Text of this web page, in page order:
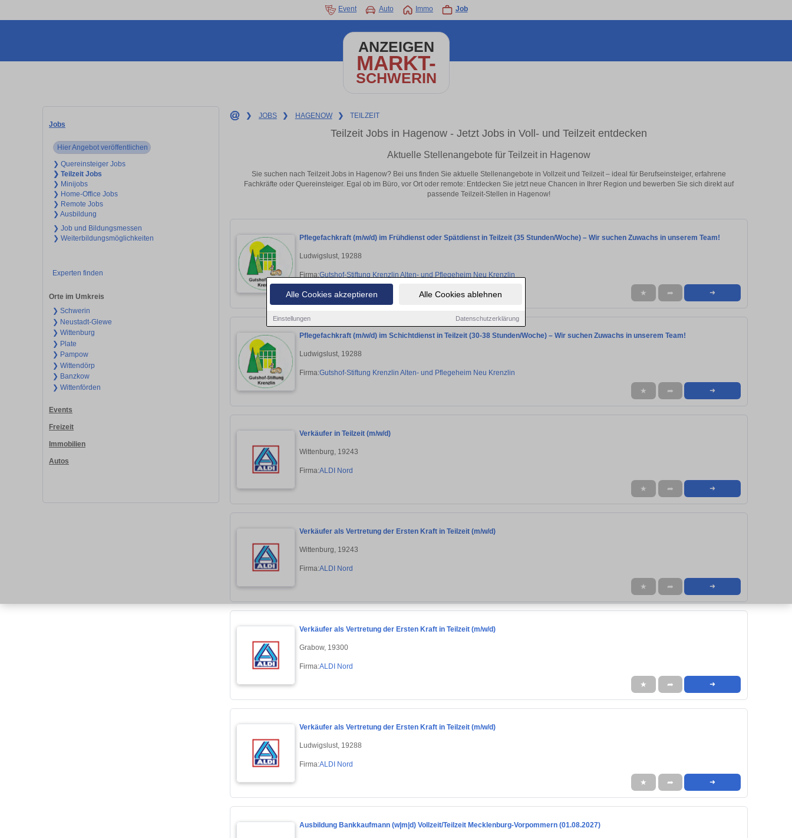
Alle Cookies akzeptieren Alle Cookies ablehnen
Einstellungen Datenschutzerklärung
Event Auto Immo Job
ANZEIGEN
MARKT-
SCHWERIN
Jobs
Hier Angebot veröffentlichen
❯ Quereinsteiger Jobs
❯ Teilzeit Jobs
❯ Minijobs
❯ Home-Office Jobs
❯ Remote Jobs
❯ Ausbildung
❯ Job und Bildungsmessen
❯ Weiterbildungsmöglichkeiten
Experten finden
Orte im Umkreis
❯ Schwerin
❯ Neustadt-Glewe
❯ Wittenburg
❯ Plate
❯ Pampow
❯ Wittendörp
❯ Banzkow
❯ Wittenförden
Events
Freizeit
Immobilien
Autos
❯ JOBS ❯ HAGENOW ❯ TEILZEIT
Teilzeit Jobs in Hagenow - Jetzt Jobs in Voll- und Teilzeit entdecken
Aktuelle Stellenangebote für Teilzeit in Hagenow
Sie suchen nach Teilzeit Jobs in Hagenow? Bei uns finden Sie aktuelle Stellenangebote in Vollzeit und Teilzeit – ideal für Berufseinsteiger, erfahrene
Fachkräfte oder Quereinsteiger. Egal ob im Büro, vor Ort oder remote: Entdecken Sie jetzt neue Chancen in Ihrer Region und bewerben Sie sich direkt auf
passende Teilzeit-Stellen in Hagenow!
Pflegefachkraft (m/w/d) im Frühdienst oder Spätdienst in Teilzeit (35 Stunden/Woche) – Wir suchen Zuwachs in unserem Team!
Ludwigslust, 19288
Firma:Gutshof-Stiftung Krenzlin Alten- und Pflegeheim Neu Krenzlin
★ ➦ ➜
Pflegefachkraft (m/w/d) im Schichtdienst in Teilzeit (30-38 Stunden/Woche) – Wir suchen Zuwachs in unserem Team!
Ludwigslust, 19288
Firma:Gutshof-Stiftung Krenzlin Alten- und Pflegeheim Neu Krenzlin
★ ➦ ➜
Verkäufer in Teilzeit (m/w/d)
Wittenburg, 19243
Firma:ALDI Nord
★ ➦ ➜
Verkäufer als Vertretung der Ersten Kraft in Teilzeit (m/w/d)
Wittenburg, 19243
Firma:ALDI Nord
★ ➦ ➜
Verkäufer als Vertretung der Ersten Kraft in Teilzeit (m/w/d)
Grabow, 19300
Firma:ALDI Nord
★ ➦ ➜
Verkäufer als Vertretung der Ersten Kraft in Teilzeit (m/w/d)
Ludwigslust, 19288
Firma:ALDI Nord
★ ➦ ➜
Ausbildung Bankkaufmann (w|m|d) Vollzeit/Teilzeit Mecklenburg-Vorpommern (01.08.2027)